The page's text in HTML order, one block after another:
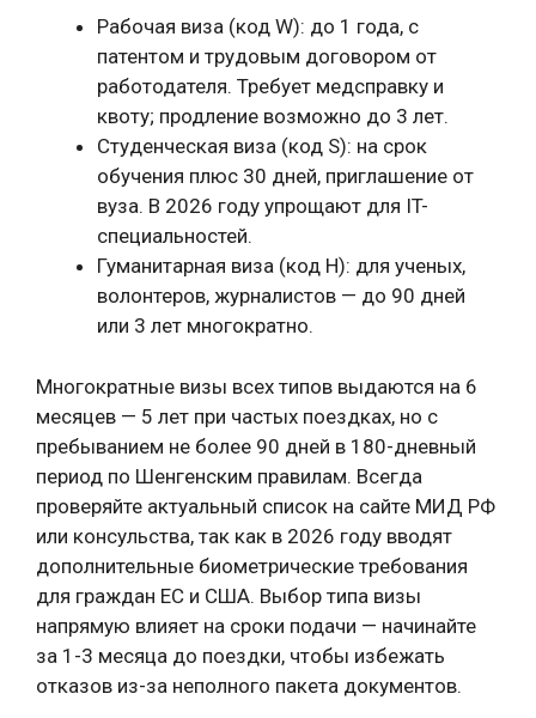
Рабочая виза (код W): до 1 года, с
патентом и трудовым договором от
работодателя. Требует медсправку и
квоту; продление возможно до 3 лет.
Студенческая виза (код S): на срок
обучения плюс 30 дней, приглашение от
вуза. В 2026 году упрощают для IT-
специальностей.
Гуманитарная виза (код H): для ученых,
волонтеров, журналистов — до 90 дней
или 3 лет многократно.
Многократные визы всех типов выдаются на 6
месяцев — 5 лет при частых поездках, но с
пребыванием не более 90 дней в 180-дневный
период по Шенгенским правилам. Всегда
проверяйте актуальный список на сайте МИД РФ
или консульства, так как в 2026 году вводят
дополнительные биометрические требования
для граждан ЕС и США. Выбор типа визы
напрямую влияет на сроки подачи — начинайте
за 1-3 месяца до поездки, чтобы избежать
отказов из-за неполного пакета документов.